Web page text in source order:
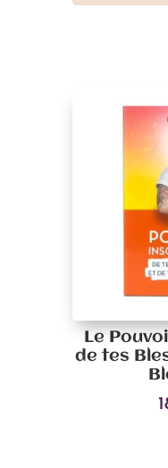
Le
de tes